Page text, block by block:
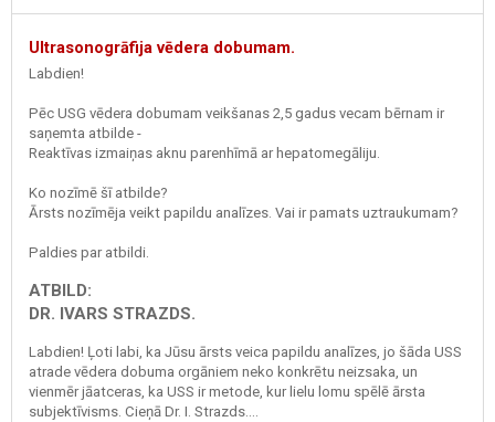
Ultrasonogrāfija vēdera dobumam.
Labdien!
Pēc USG vēdera dobumam veikšanas 2,5 gadus vecam bērnam ir
saņemta atbilde -
Reaktīvas izmaiņas aknu parenhīmā ar hepatomegāliju.
Ko nozīmē šī atbilde?
Ārsts nozīmēja veikt papildu analīzes. Vai ir pamats uztraukumam?
Paldies par atbildi.
ATBILD:
DR. IVARS STRAZDS.
Labdien! Ļoti labi, ka Jūsu ārsts veica papildu analīzes, jo šāda USS
atrade vēdera dobuma orgāniem neko konkrētu neizsaka, un
vienmēr jāatceras, ka USS ir metode, kur lielu lomu spēlē ārsta
subjektīvisms. Cieņā Dr. I. Strazds....